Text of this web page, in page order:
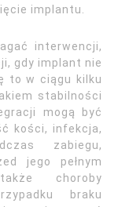
implantu.
interwencji,
gdy implant nie
to w ciągu kilku
stabilności
mogą być
kości, infekcja,
zabiegu,
jego pełnym
choroby
braku